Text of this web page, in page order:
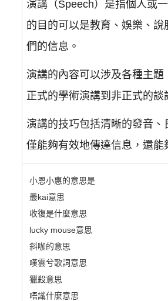
演講（Speech）是指個人或
的目的可以是教育、娛樂、
們的信息。
演講的內容可以涉及各種主
正式的學術演講到非正式的談
演講的技巧包括清晰的發音
僅能夠有效地傳達信息，還能
小恩小惠的意思是
最kai意思
收復是什麼意思
lucky mouse意思
斜咖的意思
嘆雲兮歌詞意思
獵殺意思
唔識什麼意思